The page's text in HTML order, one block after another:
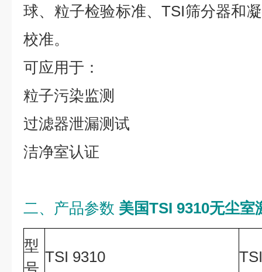
球、粒子检验标准、TSI筛分器和
校准。
可应用于：
粒子污染监测
过滤器泄漏测试
洁净室认证
二、产品参数 美国TSI 9310无尘
型
号
TSI 9310